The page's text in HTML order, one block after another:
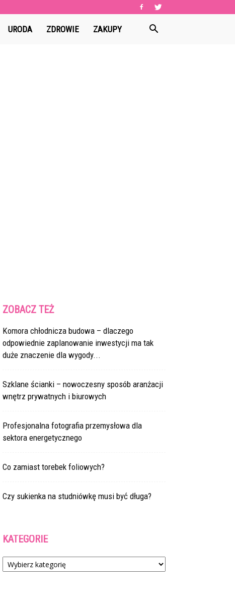
URODA ZDROWIE ZAKUPY
ZOBACZ TEŻ
Komora chłodnicza budowa – dlaczego
odpowiednie zaplanowanie inwestycji ma tak
duże znaczenie dla wygody...
Szklane ścianki – nowoczesny sposób aranżacji
wnętrz prywatnych i biurowych
Profesjonalna fotografia przemysłowa dla
sektora energetycznego
Co zamiast torebek foliowych?
Czy sukienka na studniówkę musi być długa?
KATEGORIE
Kategorie